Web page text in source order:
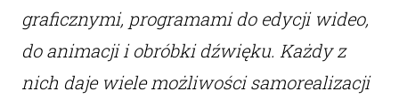
graficznymi, programami do edycji wideo,
do animacji i obróbki dźwięku. Każdy z
nich daje wiele możliwości samorealizacji